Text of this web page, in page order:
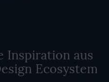
Inspiration aus
Ecosystem